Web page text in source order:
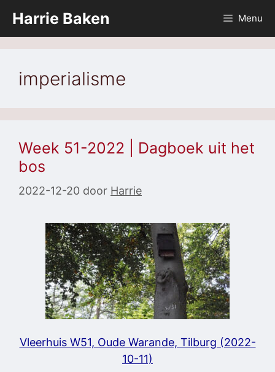
naar
de
Harrie Baken Menu
imperialisme
Week 51-2022 | Dagboek uit het
bos
2022-12-20 door Harrie
Vleerhuis W51, Oude Warande, Tilburg (2022-
10-11)